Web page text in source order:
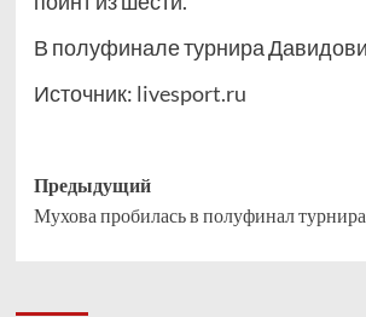
В полуфинале турнира
Источник: livesport.ru
Навигация
записи
Предыдущий
Мухова пробилась в полуфинал